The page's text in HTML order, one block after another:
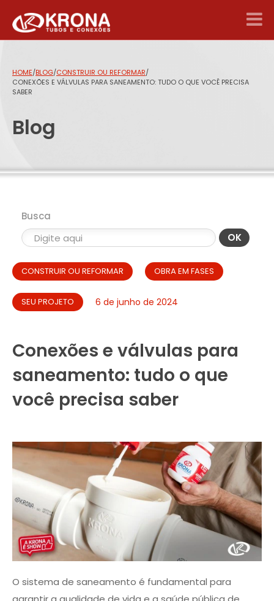
HOME/BLOG/CONSTRUIR OU REFORMAR/
CONEXÕES E VÁLVULAS PARA SANEAMENTO: TUDO O QUE VOCÊ PRECISA
SABER
Blog
Busca
OK
CONSTRUIR OU REFORMAR OBRA EM FASES
SEU PROJETO 6 de junho de 2024
Conexões e válvulas para
saneamento: tudo o que
você precisa saber
O sistema de saneamento é fundamental para